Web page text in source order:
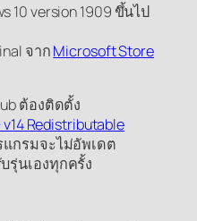
10 version 1909 ขึ้นไป
จากMicrosoft Store
ต้องติดตั้ง
Redistributable
แกรมจะไม่อัพเดต
รุ่นเองทุกครั้ง